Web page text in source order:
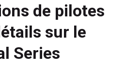
de pilotes
sur le
Series